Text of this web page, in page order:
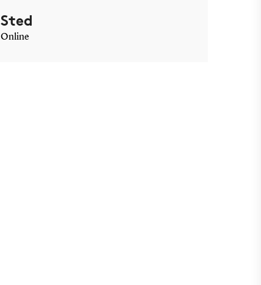
Sted
Online